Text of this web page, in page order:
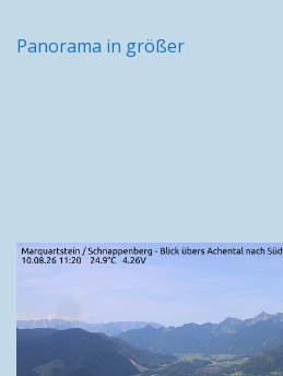
Panorama in größer